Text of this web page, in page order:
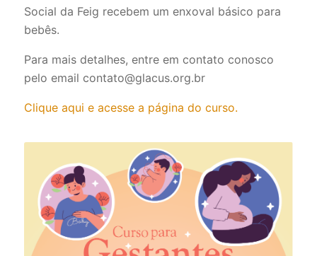
Social da Feig recebem um enxoval básico para
bebês.
Para mais detalhes, entre em contato conosco
pelo email contato@glacus.org.br
Clique aqui e acesse a página do curso.